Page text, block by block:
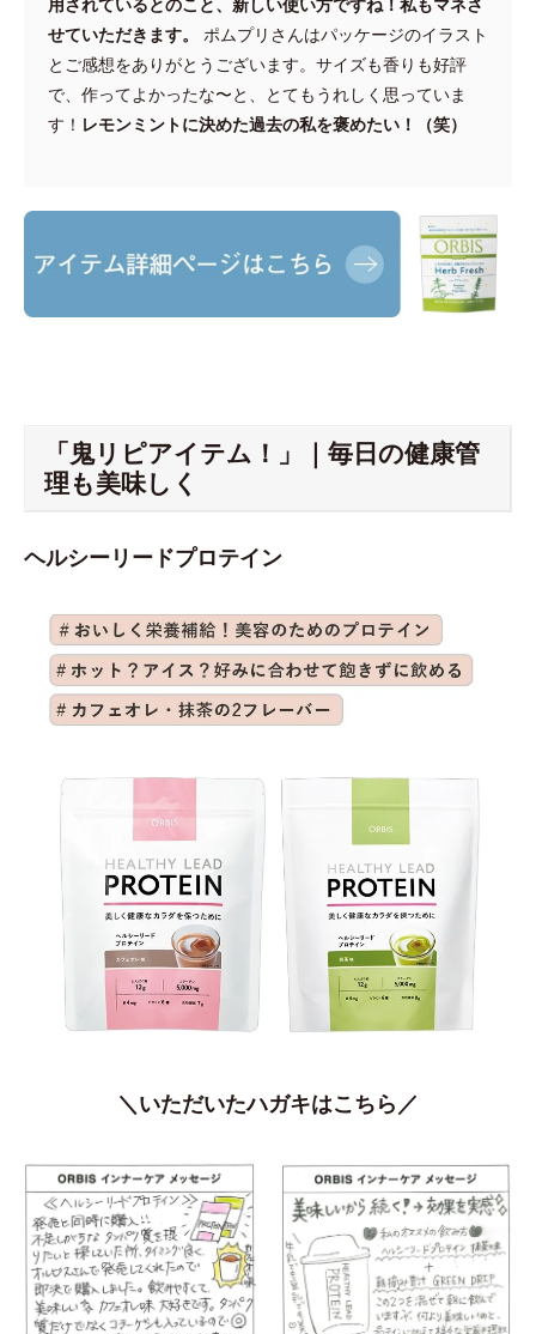
せていただきます。
ポムプリさんはパッケージのイラスト
とご感想をありがとうございます。サイズも香りも好評
で、作ってよかったな〜と、とてもうれしく思っていま
す！ レモンミントに決めた過去の私を褒めたい！（笑）
「鬼リピアイテム！」｜毎日の健康管
理も美味しく
ヘルシーリードプロテイン
＼いただいたハガキはこちら／